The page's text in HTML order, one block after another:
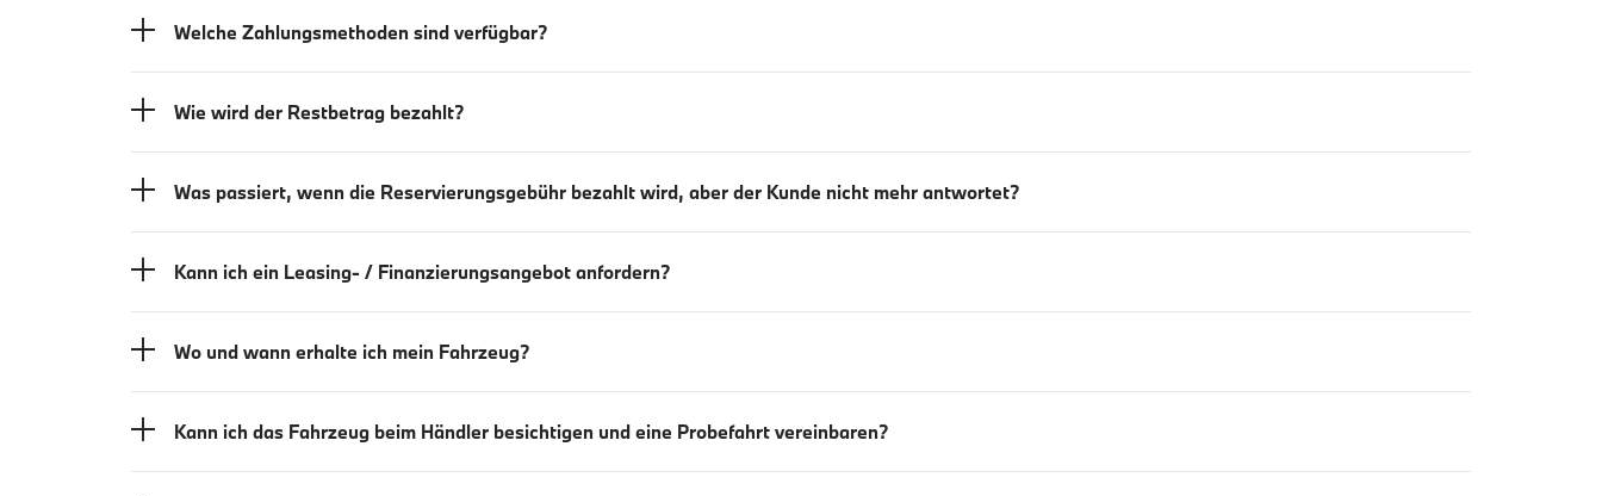
Welche Zahlungsmethoden sind verfügbar?
Wie wird der Restbetrag bezahlt?
Was passiert, wenn die Reservierungsgebühr bezahlt wird, aber der Kunde nicht mehr antwortet?
Kann ich ein Leasing- / Finanzierungsangebot anfordern?
Wo und wann erhalte ich mein Fahrzeug?
Kann ich das Fahrzeug beim Händler besichtigen und eine Probefahrt vereinbaren?